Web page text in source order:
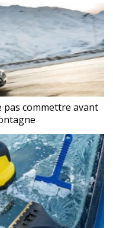
pas commettre avant